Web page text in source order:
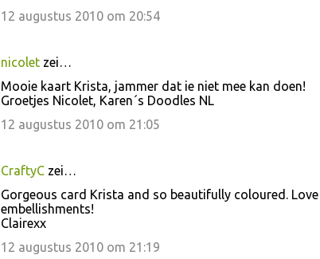
12 augustus 2010 om 20:54
nicoletzei…
Mooie kaart Krista, jammer dat ie niet mee kan doen!
Groetjes Nicolet, Karen´s Doodles NL
12 augustus 2010 om 21:05
CraftyCzei…
Gorgeous card Krista and so beautifully coloured.
embellishments!
Clairexx
12 augustus 2010 om 21:19